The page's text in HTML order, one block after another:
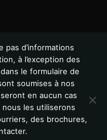
pas d’informations
à l’exception des
le formulaire de
soumises à nos
en aucun cas
les utiliserons
des brochures,